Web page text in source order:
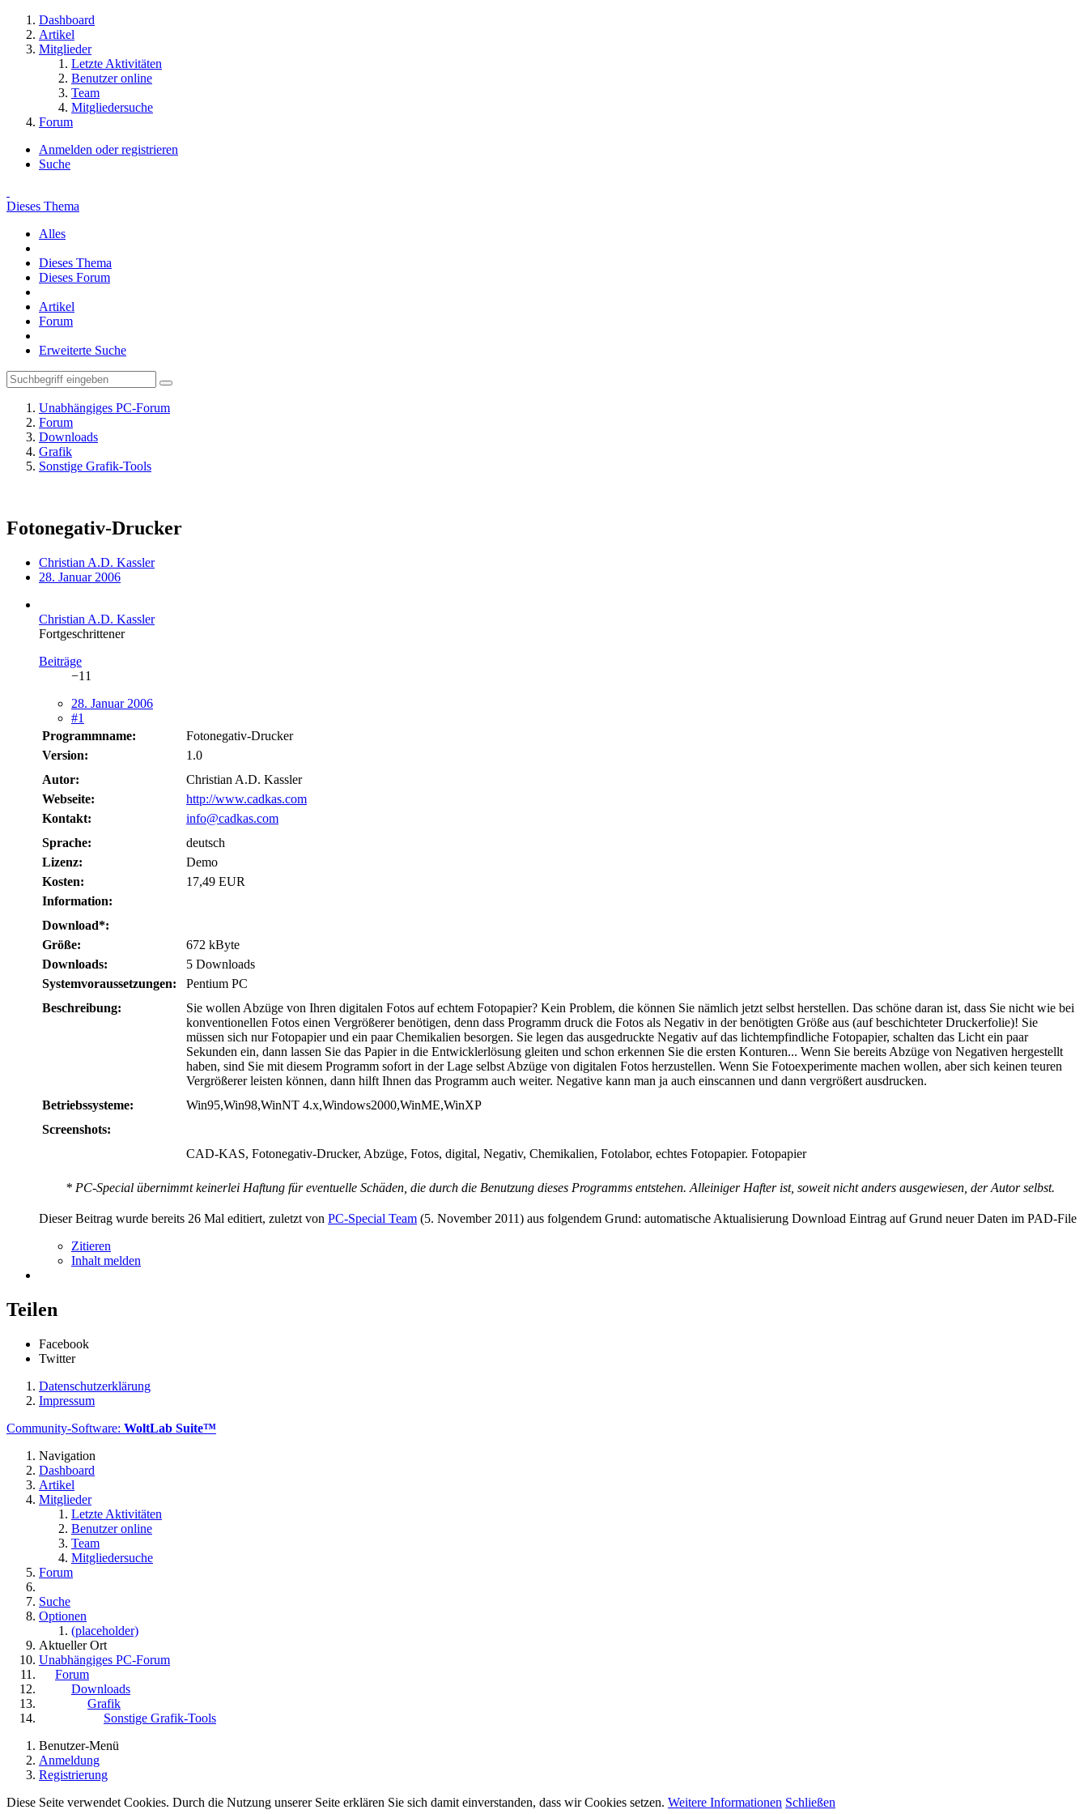
Dashboard
Artikel
Mitglieder
Letzte Aktivitäten
Benutzer online
Team
Mitgliedersuche
Forum
Anmelden oder registrieren
Suche
Dieses Thema
Alles
Dieses Thema
Dieses Forum
Artikel
Forum
Erweiterte Suche
Unabhängiges PC-Forum
Forum
Downloads
Grafik
Sonstige Grafik-Tools
Fotonegativ-Drucker
Christian A.D. Kassler
28. Januar 2006
Christian A.D. Kassler
Fortgeschrittener
Beiträge
−11
28. Januar 2006
#1
Programmname:
Fotonegativ-Drucker
Version:
1.0
Autor:
Christian A.D. Kassler
Webseite:
http://www.cadkas.com
Kontakt:
info@cadkas.com
Sprache:
deutsch
Lizenz:
Demo
Kosten:
17,49 EUR
Information:
Download*:
Größe:
672 kByte
Downloads:
5 Downloads
Systemvoraussetzungen:
Pentium PC
Beschreibung:
Sie wollen Abzüge von Ihren digitalen Fotos auf echtem Fotopapier? Kein Problem, die können Sie nämlich jetzt selbst herstellen. Das schöne daran ist, dass Sie nicht wie bei
konventionellen Fotos einen Vergrößerer benötigen, denn dass Programm druck die Fotos als Negativ in der benötigten Größe aus (auf beschichteter Druckerfolie)! Sie
müssen sich nur Fotopapier und ein paar Chemikalien besorgen. Sie legen das ausgedruckte Negativ auf das lichtempfindliche Fotopapier, schalten das Licht ein paar
Sekunden ein, dann lassen Sie das Papier in die Entwicklerlösung gleiten und schon erkennen Sie die ersten Konturen... Wenn Sie bereits Abzüge von Negativen hergestellt
haben, sind Sie mit diesem Programm sofort in der Lage selbst Abzüge von digitalen Fotos herzustellen. Wenn Sie Fotoexperimente machen wollen, aber sich keinen teuren
Vergrößerer leisten können, dann hilft Ihnen das Programm auch weiter. Negative kann man ja auch einscannen und dann vergrößert ausdrucken.
Betriebssysteme:
Win95,Win98,WinNT 4.x,Windows2000,WinME,WinXP
Screenshots:
CAD-KAS, Fotonegativ-Drucker, Abzüge, Fotos, digital, Negativ, Chemikalien, Fotolabor, echtes Fotopapier. Fotopapier
* PC-Special übernimmt keinerlei Haftung für eventuelle Schäden, die durch die Benutzung dieses Programms entstehen. Alleiniger Hafter ist, soweit nicht anders ausgewiesen, der Autor selbst.
Dieser Beitrag wurde bereits 26 Mal editiert, zuletzt von PC-Special Team (5. November 2011) aus folgendem Grund: automatische Aktualisierung Download Eintrag auf Grund neuer Daten im PAD-File
Zitieren
Inhalt melden
Teilen
Facebook
Twitter
Datenschutzerklärung
Impressum
Community-Software: WoltLab Suite™
Navigation
Dashboard
Artikel
Mitglieder
Letzte Aktivitäten
Benutzer online
Team
Mitgliedersuche
Forum
Suche
Optionen
(placeholder)
Aktueller Ort
Unabhängiges PC-Forum
Forum
Downloads
Grafik
Sonstige Grafik-Tools
Benutzer-Menü
Anmeldung
Registrierung
Diese Seite verwendet Cookies. Durch die Nutzung unserer Seite erklären Sie sich damit einverstanden, dass wir Cookies setzen. Weitere Informationen Schließen